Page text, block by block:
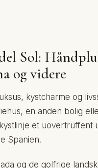
Sol:
og videre
kystcharme og
en anden bolig
et uovertruffent
Spanien.
og de golfrige